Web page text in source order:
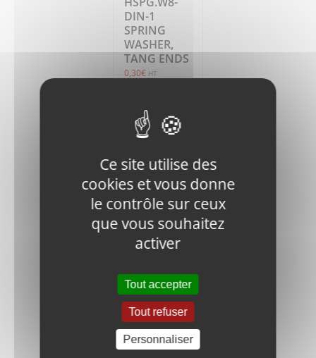
DIN-1
SPRING
WASHER,
TANG ENDS
0,30€ HT
Ajouter
au
Détails
M8x35-8.8-
DIN-1 BOLT
0,40€ HT
Ce site utilise des
cookies et vous donne
le contrôle sur ceux
que vous souhaitez
activer
Tout accepter
Tout refuser
Personnaliser